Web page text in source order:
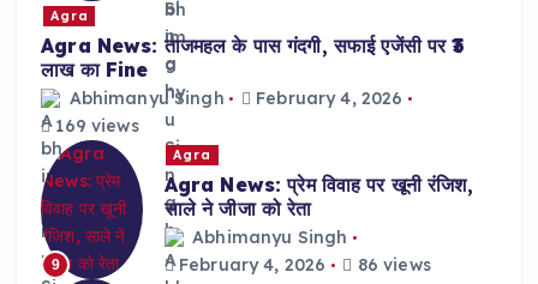
Agra
Agra News: ताजमहल के पास गंदगी, सफाई एजेंसी पर ₹3
लाख का Fine
Abhimanyu Singh
February 4, 2026
169 views
9
Agra
Agra News: प्रेम विवाह पर खूनी रंजिश,
साले ने जीजा को रेता
Abhimanyu Singh
February 4, 2026
86 views